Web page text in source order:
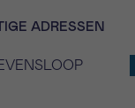
ADRESSEN